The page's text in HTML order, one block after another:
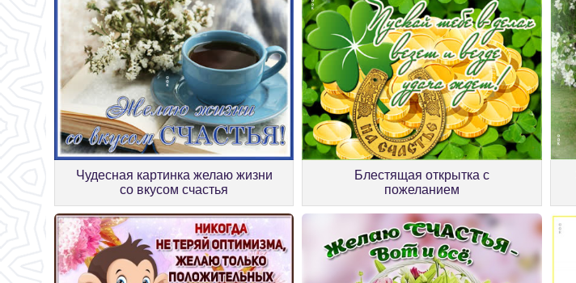
Чудесная картинка желаю жизни
со вкусом счастья
Блестящая открытка с
пожеланием